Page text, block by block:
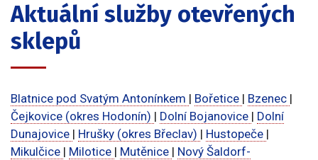
Aktuální služby otevřených
sklepů
Blatnice pod Svatým Antonínkem | Bořetice | Bzenec |
Čejkovice (okres Hodonín) | Dolní Bojanovice | Dolní
Dunajovice | Hrušky (okres Břeclav) | Hustopeče |
Mikulčice | Milotice | Mutěnice | Nový Šaldorf-